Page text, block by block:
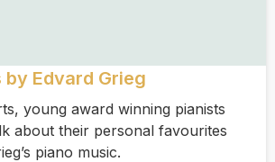
by Edvard Grieg
young award winning pianists
about their personal favourites
piano music.